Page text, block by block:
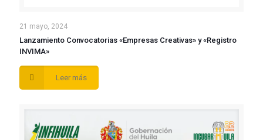
21 mayo, 2024
Lanzamiento Convocatorias «Empresas Creativas» y «Registro
INVIMA»
Leer más